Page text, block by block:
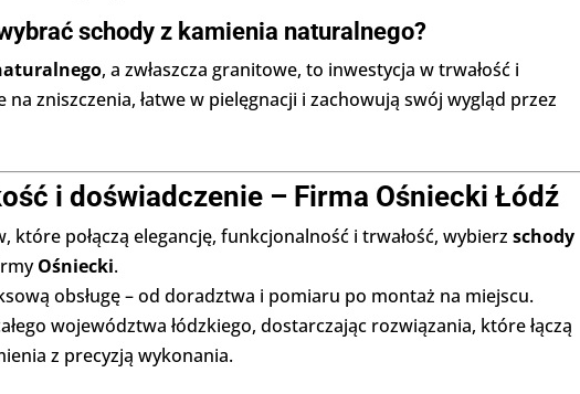
schody z kamienia naturalnego?
, a zwłaszcza granitowe, to inwestycja w trwałość i
na zniszczenia, łatwe w pielęgnacji i zachowują swój wygląd przez
i doświadczenie – Firma Ośniecki Łódź
które połączą elegancję, funkcjonalność i trwałość, wybierzschody
Ośniecki.
obsługę – od doradztwa i pomiaru po montaż na miejscu.
województwa łódzkiego, dostarczając rozwiązania, które łączą
z precyzją wykonania.